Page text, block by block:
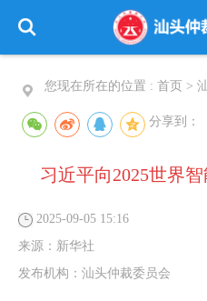
您现在所在的位置 : 首页 >
分享到：
习近平向2025世界
2025-09-05 15:16
来源： 新华社
发布机构： 汕头仲裁委员会